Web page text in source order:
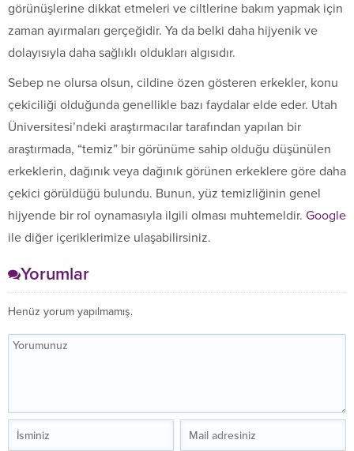
görünüşlerine dikkat etmeleri ve ciltlerine bakım yapmak için
zaman ayırmaları gerçeğidir. Ya da belki daha hijyenik ve
dolayısıyla daha sağlıklı oldukları algısıdır.
Sebep ne olursa olsun, cildine özen gösteren erkekler, konu
çekiciliği olduğunda genellikle bazı faydalar elde eder. Utah
Üniversitesi’ndeki araştırmacılar tarafından yapılan bir
araştırmada, “temiz” bir görünüme sahip olduğu düşünülen
erkeklerin, dağınık veya dağınık görünen erkeklere göre daha
çekici görüldüğü bulundu. Bunun, yüz temizliğinin genel
hijyende bir rol oynamasıyla ilgili olması muhtemeldir. Google
ile diğer içeriklerimize ulaşabilirsiniz.
Yorumlar
Henüz yorum yapılmamış.